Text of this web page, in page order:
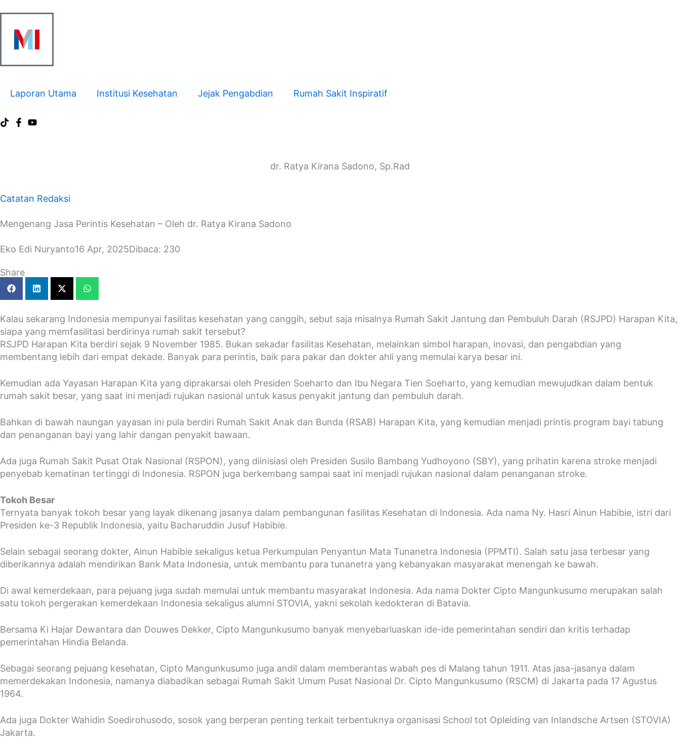
content
Laporan Utama Institusi Kesehatan Jejak Pengabdian Rumah Sakit Inspiratif
dr. Ratya Kirana Sadono, Sp.Rad
Catatan Redaksi
Mengenang Jasa Perintis Kesehatan – Oleh dr. Ratya Kirana Sadono
Eko Edi Nuryanto16 Apr, 2025Dibaca: 230
Share
Kalau sekarang Indonesia mempunyai fasilitas kesehatan yang canggih, sebut saja misalnya Rumah Sakit Jantung dan Pembuluh Darah (RSJPD) Harapan Kita,
siapa yang memfasilitasi berdirinya rumah sakit tersebut?
RSJPD Harapan Kita berdiri sejak 9 November 1985. Bukan sekadar fasilitas Kesehatan, melainkan simbol harapan, inovasi, dan pengabdian yang
membentang lebih dari empat dekade. Banyak para perintis, baik para pakar dan dokter ahli yang memulai karya besar ini.
Kemudian ada Yayasan Harapan Kita yang diprakarsai oleh Presiden Soeharto dan Ibu Negara Tien Soeharto, yang kemudian mewujudkan dalam bentuk
rumah sakit besar, yang saat ini menjadi rujukan nasional untuk kasus penyakit jantung dan pembuluh darah.
Bahkan di bawah naungan yayasan ini pula berdiri Rumah Sakit Anak dan Bunda (RSAB) Harapan Kita, yang kemudian menjadi printis program bayi tabung
dan penanganan bayi yang lahir dangan penyakit bawaan.
Ada juga Rumah Sakit Pusat Otak Nasional (RSPON), yang diinisiasi oleh Presiden Susilo Bambang Yudhoyono (SBY), yang prihatin karena stroke menjadi
penyebab kematinan tertinggi di Indonesia. RSPON juga berkembang sampai saat ini menjadi rujukan nasional dalam penanganan stroke.
Tokoh Besar
Ternyata banyak tokoh besar yang layak dikenang jasanya dalam pembangunan fasilitas Kesehatan di Indonesia. Ada nama Ny. Hasri Ainun Habibie, istri dari
Presiden ke-3 Republik Indonesia, yaitu Bacharuddin Jusuf Habibie.
Selain sebagai seorang dokter, Ainun Habibie sekaligus ketua Perkumpulan Penyantun Mata Tunanetra Indonesia (PPMTI). Salah satu jasa terbesar yang
diberikannya adalah mendirikan Bank Mata Indonesia, untuk membantu para tunanetra yang kebanyakan masyarakat menengah ke bawah.
Di awal kemerdekaan, para pejuang juga sudah memulai untuk membantu masyarakat Indonesia. Ada nama Dokter Cipto Mangunkusumo merupakan salah
satu tokoh pergerakan kemerdekaan Indonesia sekaligus alumni STOVIA, yakni sekolah kedokteran di Batavia.
Bersama Ki Hajar Dewantara dan Douwes Dekker, Cipto Mangunkusumo banyak menyebarluaskan ide-ide pemerintahan sendiri dan kritis terhadap
pemerintahan Hindia Belanda.
Sebagai seorang pejuang kesehatan, Cipto Mangunkusumo juga andil dalam memberantas wabah pes di Malang tahun 1911. Atas jasa-jasanya dalam
memerdekakan Indonesia, namanya diabadikan sebagai Rumah Sakit Umum Pusat Nasional Dr. Cipto Mangunkusumo (RSCM) di Jakarta pada 17 Agustus
1964.
Ada juga Dokter Wahidin Soedirohusodo, sosok yang berperan penting terkait terbentuknya organisasi School tot Opleiding van Inlandsche Artsen (STOVIA)
Jakarta.